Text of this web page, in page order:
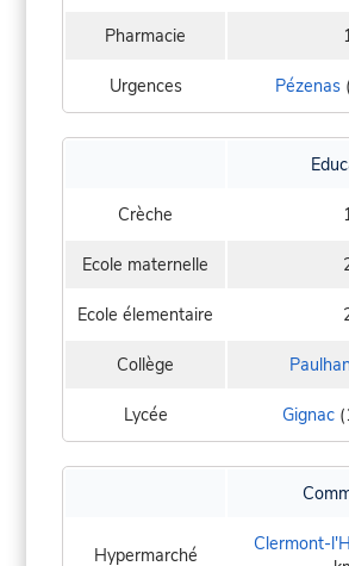
Pharmacie
Urgences Pézenas
Crèche
Ecole maternelle
Ecole élementaire
Collège
Lycée Gignac
Hypermarché Clermont-